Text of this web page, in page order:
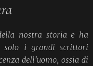
nostra storia e ha
solo i grandi scrittori
dell'uomo, ossia di